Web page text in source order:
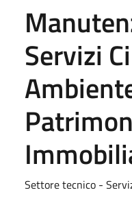
Servizi
Settore tecnico -